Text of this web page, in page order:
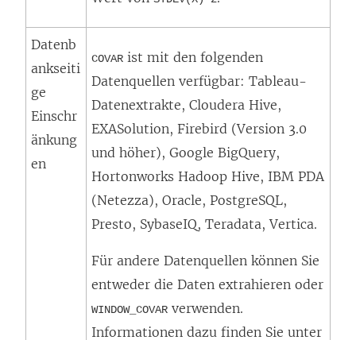
Datenb
ankseiti
ge
Einschr
änkung
en
COVAR ist mit den folgenden
Datenquellen verfügbar: Tableau-
Datenextrakte, Cloudera Hive,
EXASolution, Firebird (Version 3.0
und höher), Google BigQuery,
Hortonworks Hadoop Hive, IBM PDA
(Netezza), Oracle, PostgreSQL,
Presto, SybaseIQ, Teradata, Vertica.
Für andere Datenquellen können Sie
entweder die Daten extrahieren oder
WINDOW_COVAR verwenden.
Informationen dazu finden Sie unter